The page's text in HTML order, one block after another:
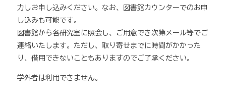
力しお申し込みください。なお、図書館カウンターでのお申
し込みも可能です。
図書館から各研究室に照会し、ご用意でき次第メール等でご
連絡いたします。ただし、取り寄せまでに時間がかかった
り、借用できないこともありますのでご了承ください。
学外者は利用できません。